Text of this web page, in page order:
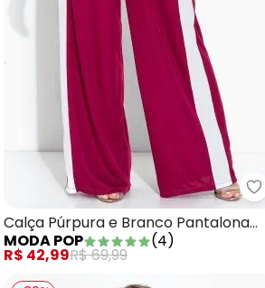
Quadrado
Pop - Blusa Verde com Cava
Calça Púrpura e Branco Pantalona
com Recortes
MODA POP (4)
R$ 42,99R$ 69,99